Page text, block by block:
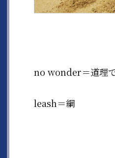
no wonder＝道理
leash＝綱